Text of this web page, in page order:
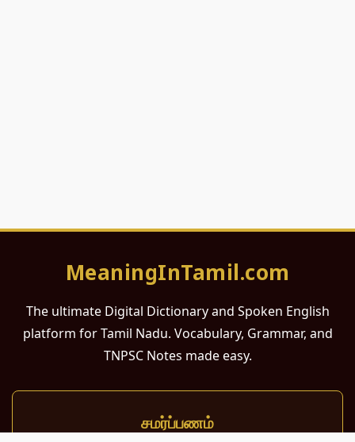
MeaningInTamil.com
The ultimate Digital Dictionary and Spoken English
platform for Tamil Nadu. Vocabulary, Grammar, and
TNPSC Notes made easy.
சமர்ப்பணம்